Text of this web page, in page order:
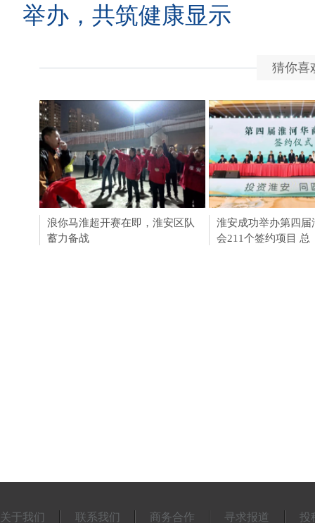
举办，共筑健康显示
猜你喜
浪你马淮超开赛在即，淮安区队
蓄力备战
用AI守护绿水青山！
动走进黄山
淮安成功举办第四届
会211个签约项目 总
关于我们 联系我们 商务合作 寻求报道 投